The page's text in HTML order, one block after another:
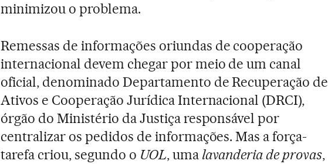
minimizou o problema.
Remessas de informações oriundas de cooperação
internacional devem chegar por meio de um canal
oficial, denominado Departamento de Recuperação de
Ativos e Cooperação Jurídica Internacional (DRCI),
órgão do Ministério da Justiça responsável por
centralizar os pedidos de informações. Mas a força-
tarefa criou, segundo o UOL, uma lavanderia de provas,